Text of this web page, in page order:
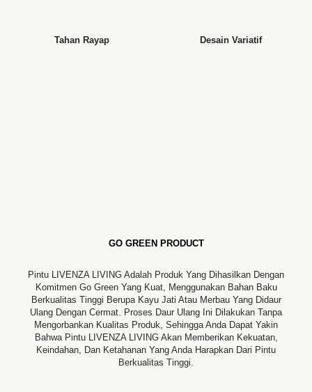
Tahan Rayap Desain Variatif
GO GREEN PRODUCT
Pintu LIVENZA LIVING Adalah Produk Yang Dihasilkan Dengan
Komitmen Go Green Yang Kuat, Menggunakan Bahan Baku
Berkualitas Tinggi Berupa Kayu Jati Atau Merbau Yang Didaur
Ulang Dengan Cermat. Proses Daur Ulang Ini Dilakukan Tanpa
Mengorbankan Kualitas Produk, Sehingga Anda Dapat Yakin
Bahwa Pintu LIVENZA LIVING Akan Memberikan Kekuatan,
Keindahan, Dan Ketahanan Yang Anda Harapkan Dari Pintu
Berkualitas Tinggi.